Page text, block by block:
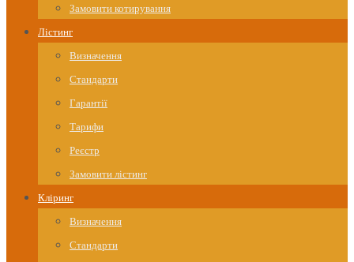
Замовити котирування
Лістинг
Визначення
Стандарти
Гарантії
Тарифи
Реєстр
Замовити лістинг
Кліринг
Визначення
Стандарти